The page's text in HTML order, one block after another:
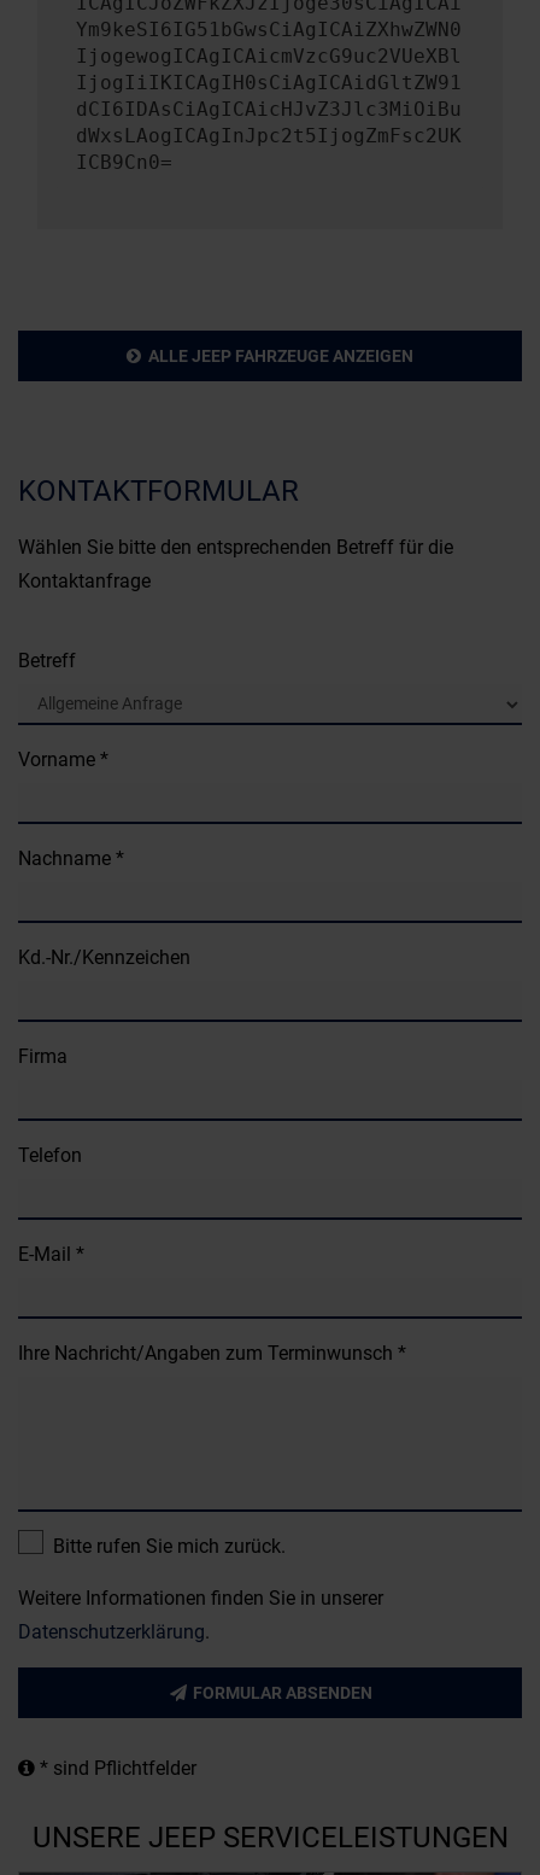
Ym9keSI6IG51bGwsCiAgICAiZXhwZWN0
IjogewogICAgICAicmVzcG9uc2VUeXBl
IjogIiIKICAgIH0sCiAgICAidGltZW91
dCI6IDAsCiAgICAicHJvZ3Jlc3MiOiBu
dWxsLAogICAgInJpc2t5IjogZmFsc2UK
ICB9Cn0=
ALLE JEEP FAHRZEUGE ANZEIGEN
KONTAKTFORMULAR
Wählen Sie bitte den entsprechenden Betreff für die
Kontaktanfrage
Betreff
Vorname *
Nachname *
Kd.-Nr./Kennzeichen
Firma
Telefon
E-Mail *
Ihre Nachricht/Angaben zum Terminwunsch *
Bitte rufen Sie mich zurück.
Weitere Informationen finden Sie in unserer
Datenschutzerklärung.
FORMULAR ABSENDEN
* sind Pflichtfelder
UNSERE JEEP SERVICELEISTUNGEN